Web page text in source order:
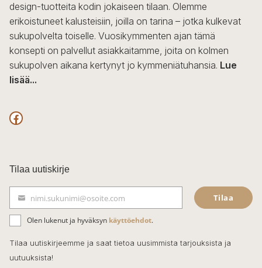
design-tuotteita kodin jokaiseen tilaan. Olemme
erikoistuneet kalusteisiin, joilla on tarina – jotka kulkevat
sukupolvelta toiselle. Vuosikymmenten ajan tämä
konsepti on palvellut asiakkaitamme, joita on kolmen
sukupolven aikana kertynyt jo kymmeniätuhansia. Lue
lisää...
F
c
e
b
o
o
k
Tilaa uutiskirje
ä
h
k
nimi.sukunimi@osoite.com Tilaa
Olen lukenut ja hyväksyn käyttöehdot.
Tilaa uutiskirjeemme ja saat tietoa uusimmista tarjouksista ja
uutuuksista!